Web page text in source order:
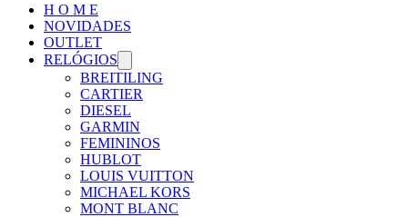
H O M E
NOVIDADES
OUTLET
RELÓGIOS
BREITILING
CARTIER
DIESEL
GARMIN
FEMININOS
HUBLOT
LOUIS VUITTON
MICHAEL KORS
MONT BLANC